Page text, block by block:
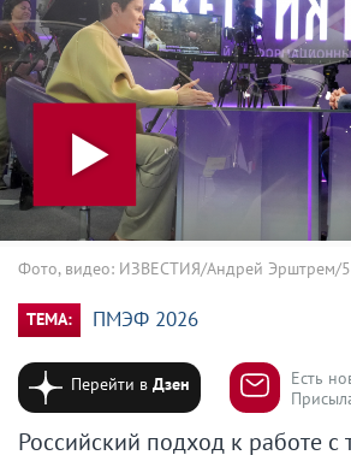
Фото, видео: ИЗВЕСТИЯ/Андрей Эрштрем/
ТЕМА: ПМЭФ 2026
Перейти вДзен
Есть
Российский подход к работе с